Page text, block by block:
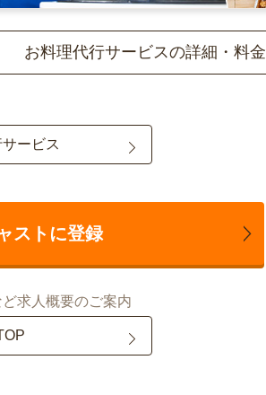
お料理代行サービスの詳細・料金
ービス
ストに登録
求人概要のご案内